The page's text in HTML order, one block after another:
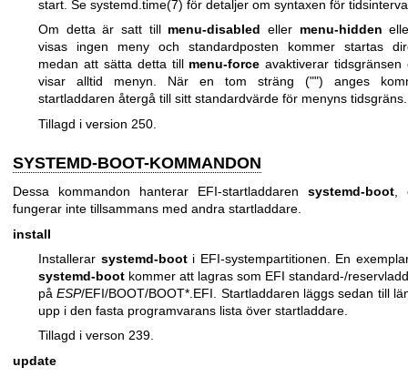
start. Se systemd.time(7) för detaljer om syntaxen för
Om detta är satt till menu-disabled eller menu-hidden
visas ingen meny och standardposten kommer startas
medan att sätta detta till menu-force avaktiverar tidsgränsen
visar alltid menyn. När en tom sträng ("") anges
startladdaren återgå till sitt standardvärde för menyns tidsgräns.
Tillagd i version 250.
SYSTEMD-BOOT-KOMMANDON
Dessa kommandon hanterar EFI-startladdaren systemd-boot,
fungerar inte tillsammans med andra startladdare.
install
Installerar systemd-booti EFI-systempartitionen. En
systemd-boot kommer att lagras som EFI standard-/
påESP/EFI/BOOT/BOOT*.EFI. Startladdaren läggs sedan till
upp i den fasta programvarans lista över startladdare.
Tillagd i verson 239.
update